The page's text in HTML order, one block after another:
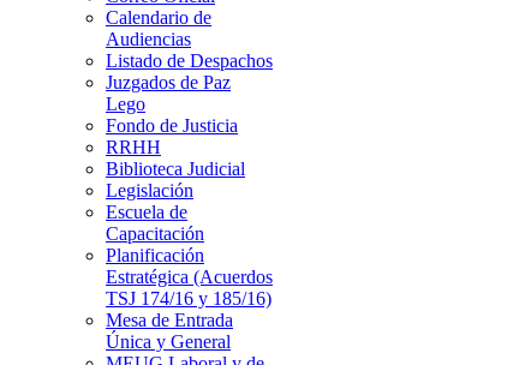
Calendario de
Audiencias
Listado de Despachos
Juzgados de Paz
Lego
Fondo de Justicia
RRHH
Biblioteca Judicial
Legislación
Escuela de
Capacitación
Planificación
Estratégica (Acuerdos
TSJ 174/16 y 185/16)
Mesa de Entrada
Única y General